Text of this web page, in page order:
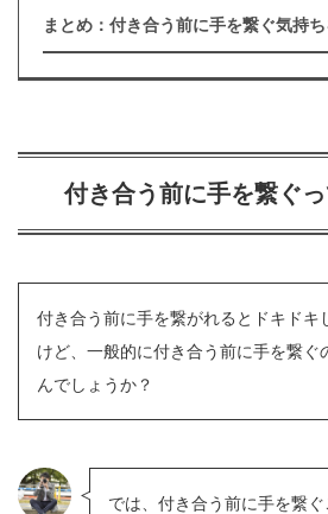
まとめ：付き合う前に手を繋ぐ気持ち
付き合う前に手を繋ぐ
付き合う前に手を繋がれるとドキドキ
けど、一般的に付き合う前に手を繋ぐ
んでしょうか？
では、付き合う前に手を繋